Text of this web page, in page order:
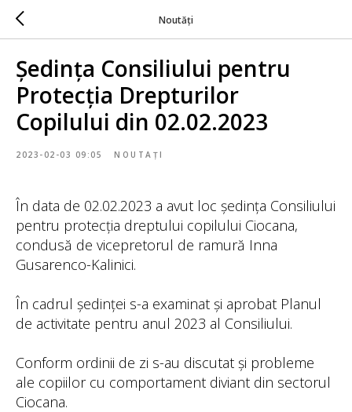
Noutăți
Ședința Consiliului pentru
Protecția Drepturilor
Copilului din 02.02.2023
2023-02-03 09:05 NOUTAȚI
În data de 02.02.2023 a avut loc ședința Consiliului
pentru protecția dreptului copilului Ciocana,
condusă de vicepretorul de ramură Inna
Gusarenco-Kalinici.
În cadrul ședinței s-a examinat și aprobat Planul
de activitate pentru anul 2023 al Consiliului.
Conform ordinii de zi s-au discutat și probleme
ale copiilor cu comportament diviant din sectorul
Ciocana.